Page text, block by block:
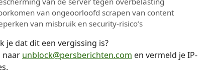
van ongeoorloofd scrapen van content
van misbruik en security-risico’s
je dat dit een vergissing is?
naar unblock@persberichten.com en vermeld je IP-